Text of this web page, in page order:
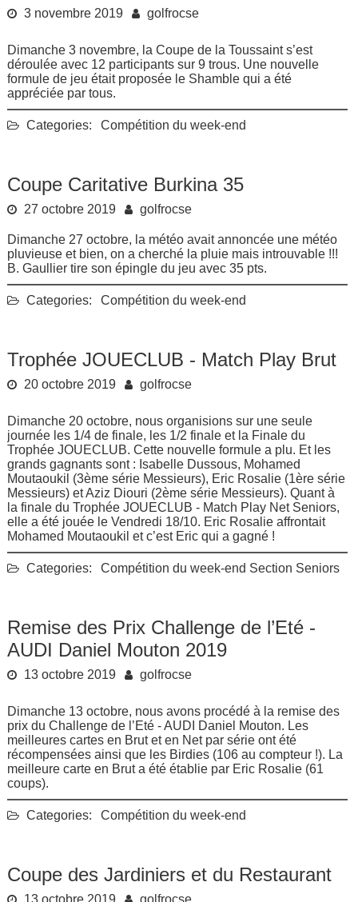
3 novembre 2019 golfrocse
Dimanche 3 novembre, la Coupe de la Toussaint s’est
déroulée avec 12 participants sur 9 trous. Une nouvelle
formule de jeu était proposée le Shamble qui a été
appréciée par tous.
Categories: Compétition du week-end
Coupe Caritative Burkina 35
27 octobre 2019 golfrocse
Dimanche 27 octobre, la météo avait annoncée une météo
pluvieuse et bien, on a cherché la pluie mais introuvable !!!
B. Gaullier tire son épingle du jeu avec 35 pts.
Categories: Compétition du week-end
Trophée JOUECLUB - Match Play Brut
20 octobre 2019 golfrocse
Dimanche 20 octobre, nous organisions sur une seule
journée les 1/4 de finale, les 1/2 finale et la Finale du
Trophée JOUECLUB. Cette nouvelle formule a plu. Et les
grands gagnants sont : Isabelle Dussous, Mohamed
Moutaoukil (3ème série Messieurs), Eric Rosalie (1ère série
Messieurs) et Aziz Diouri (2ème série Messieurs). Quant à
la finale du Trophée JOUECLUB - Match Play Net Seniors,
elle a été jouée le Vendredi 18/10. Eric Rosalie affrontait
Mohamed Moutaoukil et c’est Eric qui a gagné !
Categories: Compétition du week-end Section Seniors
Remise des Prix Challenge de l’Eté -
AUDI Daniel Mouton 2019
13 octobre 2019 golfrocse
Dimanche 13 octobre, nous avons procédé à la remise des
prix du Challenge de l’Eté - AUDI Daniel Mouton. Les
meilleures cartes en Brut et en Net par série ont été
récompensées ainsi que les Birdies (106 au compteur !). La
meilleure carte en Brut a été établie par Eric Rosalie (61
coups).
Categories: Compétition du week-end
Coupe des Jardiniers et du Restaurant
13 octobre 2019 golfrocse